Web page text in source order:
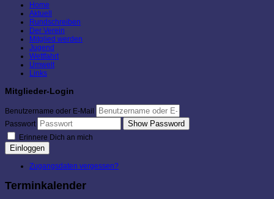
Home
Aktuell
Rundschreiben
Der Verein
Mitglied werden
Jugend
Wettfahrt
Umwelt
Links
Mitglieder-Login
Benutzername oder E-Mail
Passwort
Show Password
Erinnere Dich an mich
Einloggen
Zugangsdaten vergessen?
Terminkalender